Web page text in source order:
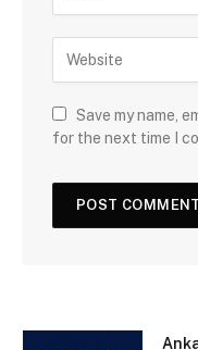
Save my name,
for the next time I